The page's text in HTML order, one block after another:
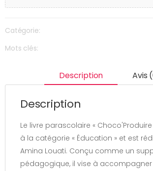
Catégorie:
Mots clés:
Description Avis
Description
Le livre parascolaire «
à la catégorie « Éducation » et est
Amina Louati. Conçu comme un
pédagogique, il vise à accompagner